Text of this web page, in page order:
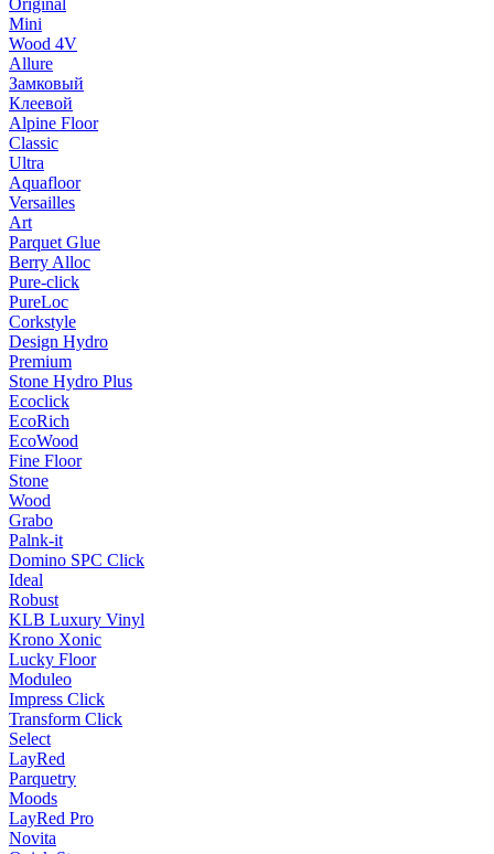
Original
Mini
Wood 4V
Allure
Замковый
Клеевой
Alpine Floor
Classic
Ultra
Aquafloor
Versailles
Art
Parquet Glue
Berry Alloc
Pure-click
PureLoc
Corkstyle
Design Hydro
Premium
Stone Hydro Plus
Ecoclick
EcoRich
EcoWood
Fine Floor
Stone
Wood
Grabo
Palnk-it
Domino SPC Click
Ideal
Robust
KLB Luxury Vinyl
Krono Xonic
Lucky Floor
Moduleo
Impress Click
Transform Click
Select
LayRed
Parquetry
Moods
LayRed Pro
Novita